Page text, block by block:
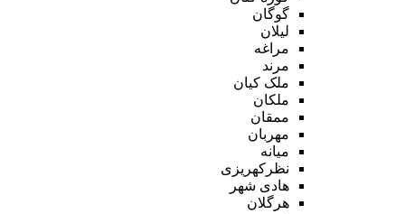
گوگان
لیلان
مراغه
مرند
ملک کیان
ملکان
ممقان
مهربان
میانه
نظرکهریزی
هادی شهر
هرگلان